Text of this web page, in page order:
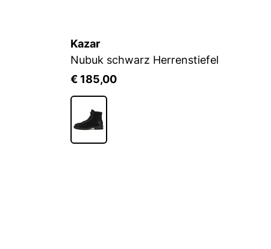
Kazar
Nubuk schwarz Herrenstiefel
€ 185,00